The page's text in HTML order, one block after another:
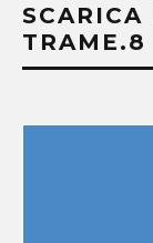
TRAME.8